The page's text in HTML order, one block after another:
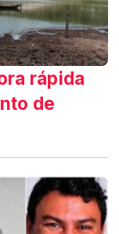
rápida
de